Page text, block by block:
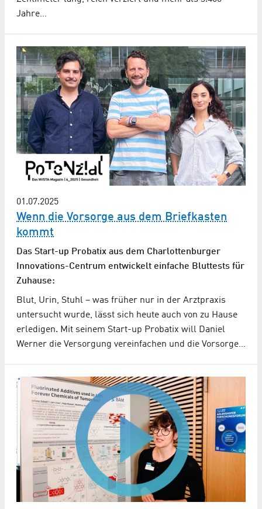
Jahre…
01.07.2025
Wenn die Vorsorge aus dem Briefkasten
kommt
Das Start-up Probatix aus dem Charlottenburger
Innovations-Centrum entwickelt einfache Bluttests für
Zuhause:
Blut, Urin, Stuhl – was früher nur in der Arztpraxis
untersucht wurde, lässt sich heute auch von zu Hause
erledigen. Mit seinem Start-up Probatix will Daniel
Werner die Versorgung vereinfachen und die Vorsorge…